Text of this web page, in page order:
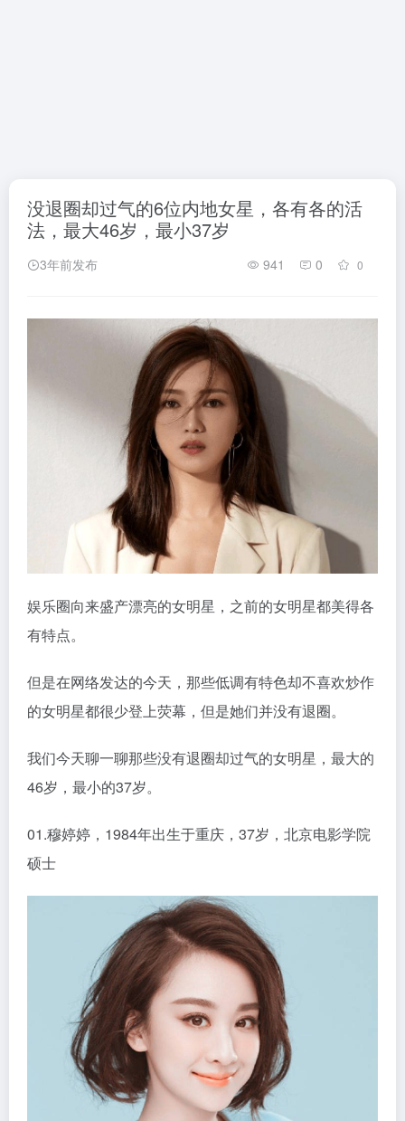
没退圈却过气的6位内地女星，各有各的活
法，最大46岁，最小37岁
3年前发布 941 0 0
娱乐圈向来盛产漂亮的女明星，之前的女明星都美得各
有特点。
但是在网络发达的今天，那些低调有特色却不喜欢炒作
的女明星都很少登上荧幕，但是她们并没有退圈。
我们今天聊一聊那些没有退圈却过气的女明星，最大的
46岁，最小的37岁。
01.穆婷婷，1984年出生于重庆，37岁，北京电影学院
硕士